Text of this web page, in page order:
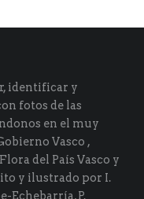
identificar y
fotos de las
en el muy
Vasco ,
del País Vasco y
y ilustrado por I.
Echebarría, P.